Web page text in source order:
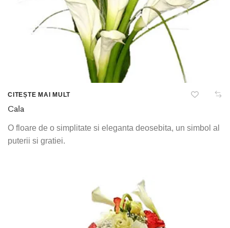
CITEȘTE MAI MULT
Cala
O floare de o simplitate si eleganta deosebita, un simbol al
puterii si gratiei.